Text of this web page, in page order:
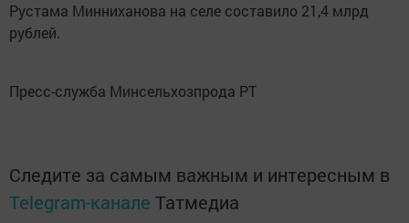
Рустама Минниханова на селе составило 21,4 млрд
рублей.
Пресс-служба Минсельхозпрода РТ
Следите за самым важным и интересным в
Telegram-канале Татмедиа